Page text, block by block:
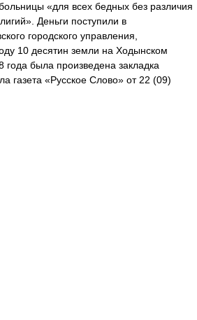
«для всех бедных без различия
Деньги поступили в
городского управления,
10 десятин земли на Ходынском
года была произведена закладка
газета «Русское Слово» от 22 (09)